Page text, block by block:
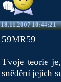
18.11.2007 10:44:21
59MR59
Tvoje teorie
snědění jejích